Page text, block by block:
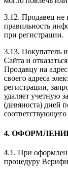
3.12. Продавец не
правильность
при регистрации.
3.13. Покупатель
Сайта и
Продавцу на
своего адреса
регистрации,
удаляет учетную
(девяноста) дней
4.
4.1. При
процедуру